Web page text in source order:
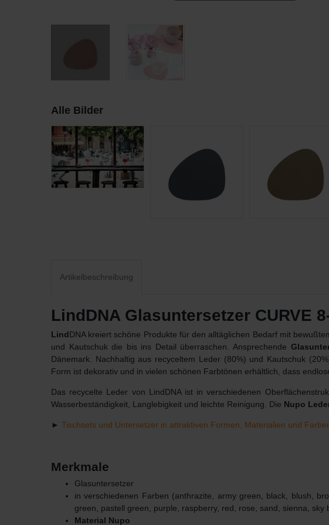
Alle Bilder
Artikelbeschreibung
LindDNA Glasuntersetzer CURVE
LindDNA kreiert schöne Produkte für den alltäglichen Bedarf mit
und Kautschuk die bis ins Detail überraschen. Ansprechende
Dänemark. Nachhaltig aus recyceltem Leder (80%) und Kautschuk
Form ist dekorativ und in vielen schönen Farbtönen erhältlich, dass
Das recycelte Leder von LindDNA ist in verschiedenen
Wasserbeständigkeit, Langlebigkeit und leichte Reinigung. Die Nupo
► Tischsets und Untersetzer in attraktiven Formen, Materialien und
Merkmale
Glasuntersetzer
in verschiedenen Farben (anthrazite, army green, black, blush,
green, pastell green, purple, raspberry, red, rose, sand, sienna, sky
Material Nupo